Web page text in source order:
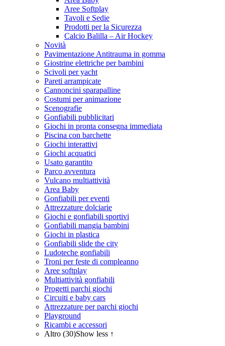
Aree Softplay
Tavoli e Sedie
Prodotti per la Sicurezza
Calcio Balilla – Air Hockey
Novità
Pavimentazione Antitrauma in gomma
Giostrine elettriche per bambini
Scivoli per yacht
Pareti arrampicate
Cannoncini sparapalline
Costumi per animazione
Scenografie
Gonfiabili pubblicitari
Giochi in pronta consegna immediata
Piscina con barchette
Giochi interattivi
Giochi acquatici
Usato garantito
Parco avventura
Vulcano multiattività
Area Baby
Gonfiabili per eventi
Attrezzature dolciarie
Giochi e gonfiabili sportivi
Gonfiabili mangia bambini
Giochi in plastica
Gonfiabili slide the city
Ludoteche gonfiabili
Troni per feste di compleanno
Aree softplay
Multiattività gonfiabili
Progetti parchi giochi
Circuiti e baby cars
Attrezzature per parchi giochi
Playground
Ricambi e accessori
Altro (30)Show less ↑